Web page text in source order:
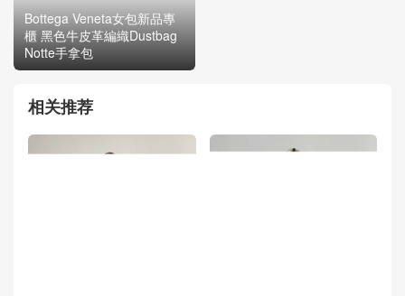
Bottega Veneta女包新品專
櫃 黑色牛皮革編織Dustbag
Notte手拿包
相关推荐